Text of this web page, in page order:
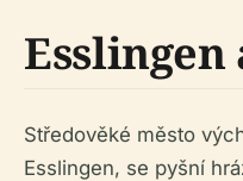
Středověké město
Esslingen, se pyšní